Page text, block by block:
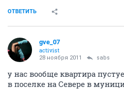
ОТВЕТИТЬ
gve_07
activist
28 ноября 2011 sabs
у нас вообще квартира
в поселке на Севере в